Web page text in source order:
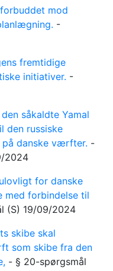
mod
-
fremtidige
initiativer. -
såkaldte Yamal
den russiske
på danske værfter. -
2024
for danske
forbindelse til
(S) 19/09/2024
skibe skal
som skibe fra den
- § 20-spørgsmål